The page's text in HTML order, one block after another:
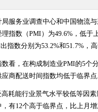
局服务业调查中心和中国物流
指数（PMI）为49.6%，低于
指数分别为53.2%和51.7%，
数看，在构成制造业PMI的5个
商配送时间指数均低于临界点
高耗能行业景气水平较低等因
，有12个高于临界点，比上月